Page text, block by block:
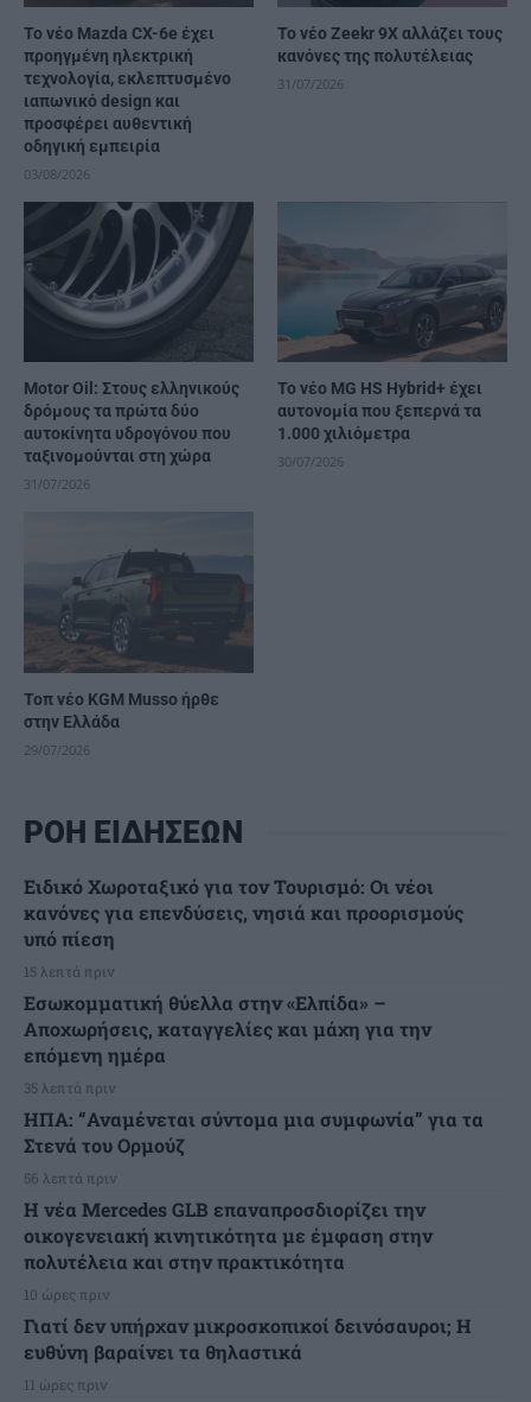
Το νέο Mazda CX-6e έχει
προηγμένη ηλεκτρική
τεχνολογία, εκλεπτυσμένο
ιαπωνικό design και
προσφέρει αυθεντική
οδηγική εμπειρία
03/08/2026
Το νέο Zeekr 9X αλλάζει τους
κανόνες της πολυτέλειας
31/07/2026
Motor Oil: Στους ελληνικούς
δρόμους τα πρώτα δύο
αυτοκίνητα υδρογόνου που
ταξινομούνται στη χώρα
31/07/2026
Το νέο MG HS Hybrid+ έχει
αυτονομία που ξεπερνά τα
1.000 χιλιόμετρα
30/07/2026
Τοπ νέο KGM Musso ήρθε
στην Ελλάδα
29/07/2026
ΡΟΗ ΕΙΔΗΣΕΩΝ
Ειδικό Χωροταξικό για τον Τουρισμό: Οι νέοι
κανόνες για επενδύσεις, νησιά και προορισμούς
υπό πίεση
15 λεπτά πριν
Εσωκομματική θύελλα στην «Ελπίδα» –
Αποχωρήσεις, καταγγελίες και μάχη για την
επόμενη ημέρα
35 λεπτά πριν
ΗΠΑ: “Αναμένεται σύντομα μια συμφωνία” για τα
Στενά του Ορμούζ
56 λεπτά πριν
Η νέα Mercedes GLB επαναπροσδιορίζει την
οικογενειακή κινητικότητα με έμφαση στην
πολυτέλεια και στην πρακτικότητα
10 ώρες πριν
Γιατί δεν υπήρχαν μικροσκοπικοί δεινόσαυροι; Η
ευθύνη βαραίνει τα θηλαστικά
11 ώρες πριν